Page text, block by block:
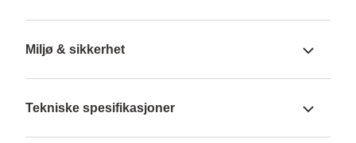
Miljø & sikkerhet
Tekniske spesifikasjoner